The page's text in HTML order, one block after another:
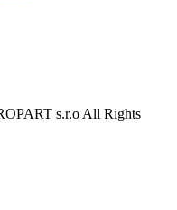
s.r.o All Rights